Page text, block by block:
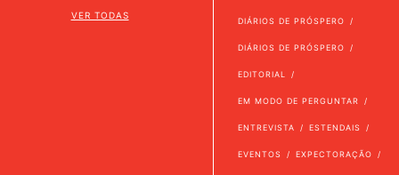
VER TODAS
DIÁRIOS DE PRÓSPERO
DIÁRIOS DE PRÓSPERO
EDITORIAL
EM MODO DE PERGUNTAR
ENTREVISTA ESTENDAIS
EVENTOS EXPECTORAÇÃO